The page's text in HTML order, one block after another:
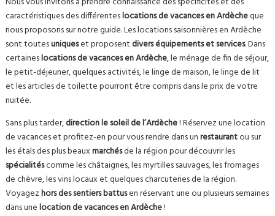
caractéristiques des différenteslocations de vacances en Ardècheque
nous proposons sur notre guide. Les locations saisonnières en Ardèche
sont toutesuniqueset proposent divers équipements et services. Dans
certaineslocations de vacances en Ardèche, le ménage de fin de séjour,
le petit-déjeuner, quelques activités, le linge de maison, le linge de lit
et les articles de toilette pourront être compris dans le prix de votre
nuitée.
Sans plus tarder,direction le soleil de l’Ardèche! Réservez une location
de vacances et profitez-en pour vous rendre dans unrestaurantou sur
les étals des plus beauxmarchésde la région pour découvrir les
spécialitéscomme les châtaignes, les myrtilles sauvages, les fromages
de chèvre, les vins locaux et quelques charcuteries de la région.
Voyagezhors des sentiers battusen réservant une ou plusieurs semaines
dans unelocation de vacances en Ardèche!